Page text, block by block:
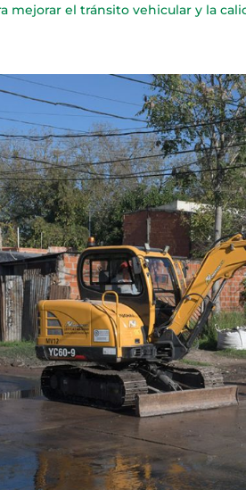
mejorar el tránsito vehicular y la